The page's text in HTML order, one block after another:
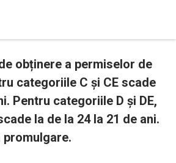
obținere a permiselor de
categoriile C și CE scade
Pentru categoriile D și DE,
la de la 24 la 21 de ani.
promulgare.